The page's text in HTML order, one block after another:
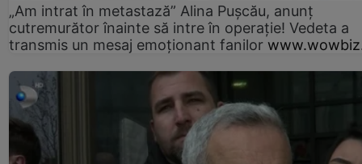
„Am intrat în metastază” Alina Pușcău, anunț
cutremurător înainte să intre în operație! Vedeta a
transmis un mesaj emoționant fanilor